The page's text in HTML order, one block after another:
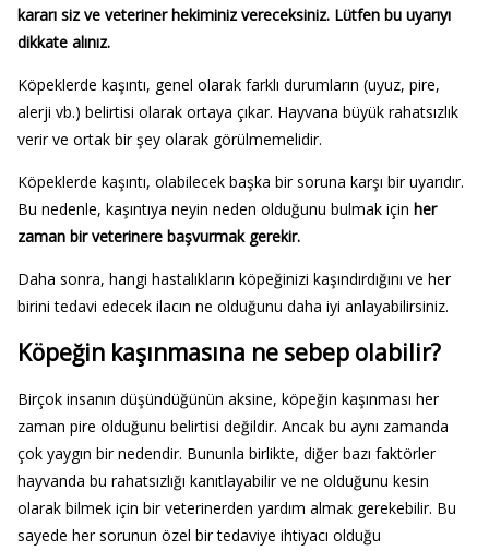
kararı siz ve veteriner hekiminiz vereceksiniz. Lütfen bu uyarıyı
dikkate alınız.
Köpeklerde kaşıntı, genel olarak farklı durumların (uyuz, pire,
alerji vb.) belirtisi olarak ortaya çıkar. Hayvana büyük rahatsızlık
verir ve ortak bir şey olarak görülmemelidir.
Köpeklerde kaşıntı, olabilecek başka bir soruna karşı bir uyarıdır.
Bu nedenle, kaşıntıya neyin neden olduğunu bulmak için her
zaman bir veterinere başvurmak gerekir.
Daha sonra, hangi hastalıkların köpeğinizi kaşındırdığını ve her
birini tedavi edecek ilacın ne olduğunu daha iyi anlayabilirsiniz.
Köpeğin kaşınmasına ne sebep olabilir?
Birçok insanın düşündüğünün aksine, köpeğin kaşınması her
zaman pire olduğunu belirtisi değildir. Ancak bu aynı zamanda
çok yaygın bir nedendir. Bununla birlikte, diğer bazı faktörler
hayvanda bu rahatsızlığı kanıtlayabilir ve ne olduğunu kesin
olarak bilmek için bir veterinerden yardım almak gerekebilir. Bu
sayede her sorunun özel bir tedaviye ihtiyacı olduğu